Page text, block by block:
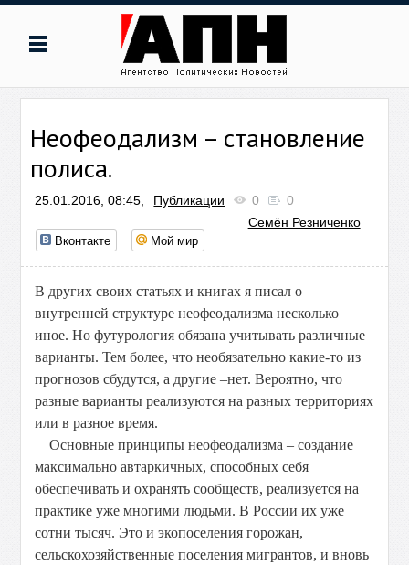
Неофеодализм – становление
полиса.
25.01.2016, 08:45, Публикации 0
0
Семён Резниченко
Вконтакте Мой мир
В других своих статьях и книгах я писал о
внутренней структуре неофеодализма несколько
иное. Но футурология обязана учитывать различные
варианты. Тем более, что необязательно какие-то из
прогнозов сбудутся, а другие –нет. Вероятно, что
разные варианты реализуются на разных территориях
или в разное время.
Основные принципы неофеодализма – создание
максимально автаркичных, способных себя
обеспечивать и охранять сообществ, реализуется на
практике уже многими людьми. В России их уже
сотни тысяч. Это и экопоселения горожан,
сельскохозяйственные поселения мигрантов, и вновь